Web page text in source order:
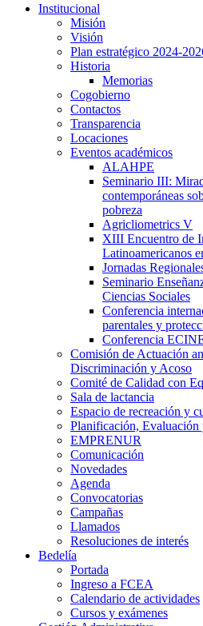
Institucional
Misión
Visión
Plan estratégico 2024-
Historia
Memorias
Cogobierno
Contactos
Transparencia
Locaciones
Eventos académicos
ALAHPE
Seminario III:
contemporáneas
pobreza
Agricliometrics V
XIII Encuentro de
Latinoamericanos
Jornadas
Seminario
Ciencias Sociales
Conferencia
parentales y
Conferencia
Comisión de Actuación
Discriminación y Acoso
Comité de Calidad con
Sala de lactancia
Espacio de recreación y
Planificación,
EMPRENUR
Comunicación
Novedades
Agenda
Convocatorias
Campañas
Llamados
Resoluciones de interés
Bedelía
Portada
Ingreso a FCEA
Calendario de actividades
Cursos y exámenes